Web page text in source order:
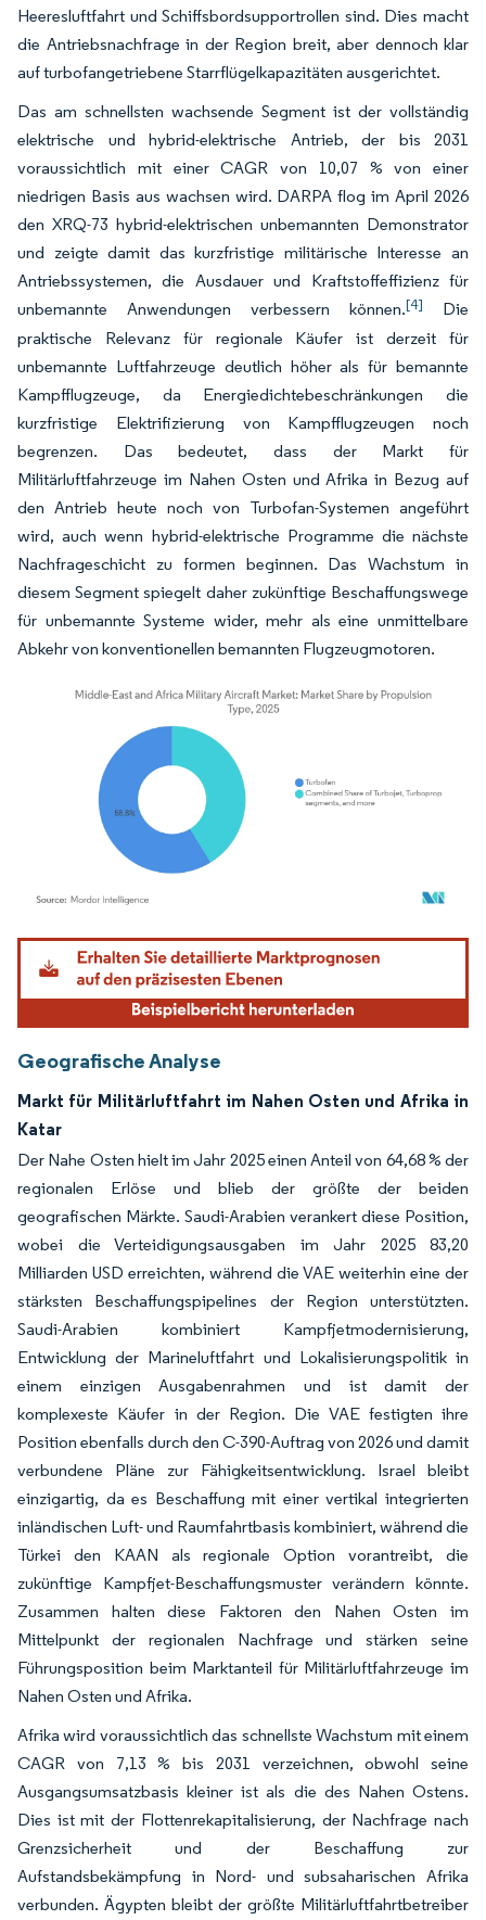
Heeresluftfahrt und Schiffsbordsupportrollen sind. Dies macht
die Antriebsnachfrage in der Region breit, aber dennoch klar
auf turbofangetriebene Starrflügelkapazitäten ausgerichtet.
Das am schnellsten wachsende Segment ist der vollständig
elektrische und hybrid-elektrische Antrieb, der bis 2031
voraussichtlich mit einer CAGR von 10,07 % von einer
niedrigen Basis aus wachsen wird. DARPA flog im April 2026
den XRQ-73 hybrid-elektrischen unbemannten Demonstrator
und zeigte damit das kurzfristige militärische Interesse an
Antriebssystemen, die Ausdauer und Kraftstoffeffizienz für
unbemannte Anwendungen verbessern können.[4]
Die
praktische Relevanz für regionale Käufer ist derzeit für
unbemannte Luftfahrzeuge deutlich höher als für bemannte
Kampfflugzeuge, da Energiedichtebeschränkungen die
kurzfristige Elektrifizierung von Kampfflugzeugen noch
begrenzen. Das bedeutet, dass der Markt für
Militärluftfahrzeuge im Nahen Osten und Afrika in Bezug auf
den Antrieb heute noch von Turbofan-Systemen angeführt
wird, auch wenn hybrid-elektrische Programme die nächste
Nachfrageschicht zu formen beginnen. Das Wachstum in
diesem Segment spiegelt daher zukünftige Beschaffungswege
für unbemannte Systeme wider, mehr als eine unmittelbare
Abkehr von konventionellen bemannten Flugzeugmotoren.
Bild © Mordor Intelligence. Wiederverwendung erfordert Namensnennung gemäß
Geografische Analyse
Markt für Militärluftfahrt im Nahen Osten und Afrika in
Katar
Der Nahe Osten hielt im Jahr 2025 einen Anteil von 64,68 % der
regionalen Erlöse und blieb der größte der beiden
geografischen Märkte. Saudi-Arabien verankert diese Position,
wobei die Verteidigungsausgaben im Jahr 2025 83,20
Milliarden USD erreichten, während die VAE weiterhin eine der
stärksten Beschaffungspipelines der Region unterstützten.
Saudi-Arabien kombiniert Kampfjetmodernisierung,
Entwicklung der Marineluftfahrt und Lokalisierungspolitik in
einem einzigen Ausgabenrahmen und ist damit der
komplexeste Käufer in der Region. Die VAE festigten ihre
Position ebenfalls durch den C-390-Auftrag von 2026 und damit
verbundene Pläne zur Fähigkeitsentwicklung. Israel bleibt
einzigartig, da es Beschaffung mit einer vertikal integrierten
inländischen Luft- und Raumfahrtbasis kombiniert, während die
Türkei den KAAN als regionale Option vorantreibt, die
zukünftige Kampfjet-Beschaffungsmuster verändern könnte.
Zusammen halten diese Faktoren den Nahen Osten im
Mittelpunkt der regionalen Nachfrage und stärken seine
Führungsposition beim Marktanteil für Militärluftfahrzeuge im
Nahen Osten und Afrika.
Afrika wird voraussichtlich das schnellste Wachstum mit einem
CAGR von 7,13 % bis 2031 verzeichnen, obwohl seine
Ausgangsumsatzbasis kleiner ist als die des Nahen Ostens.
Dies ist mit der Flottenrekapitalisierung, der Nachfrage nach
Grenzsicherheit und der Beschaffung zur
Aufstandsbekämpfung in Nord- und subsaharischen Afrika
verbunden. Ägypten bleibt der größte Militärluftfahrtbetreiber